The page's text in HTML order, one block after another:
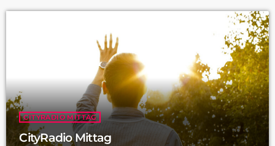
CITYRADIO MITTAG
CityRadio Mittag